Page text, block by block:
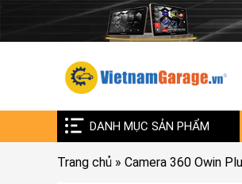
DANH MỤC SẢN PHẨM
Trang chủ » Camera 360 Owin